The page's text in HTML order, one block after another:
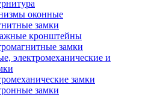
оконные
замки
кронштейны
замки
электромеханические и
замки
замки